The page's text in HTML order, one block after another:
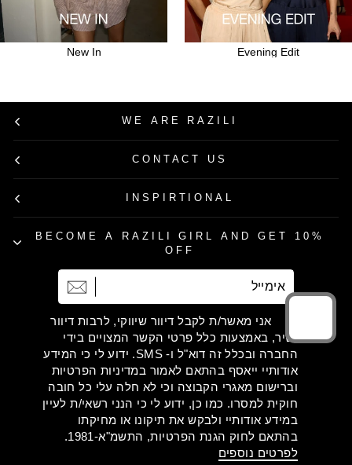
Evening Edit
New In
WE ARE RAZILI
CONTACT US
INSPIRTIONAL
BECOME A RAZILI GIRL AND GET 10%
OFF
אני מאשר/ת לקבל דיוור שיווקי, לרבות דיוור
ישיר, באמצעות כלל פרטי הקשר המצויים בידי
החברה ובכלל זה דוא"ל ו- SMS. ידוע לי כי המידע
אודותיי ייאסף בהתאם לאמור במדיניות הפרטיות
וברישום מאגרי הקבוצה וכי לא חלה עלי כל חובה
חוקית למסרו. כמו כן, ידוע לי כי הנני רשאי/ת לעיין
במידע אודותיי ולבקש את תיקונו או מחיקתו
בהתאם לחוק הגנת הפרטיות, התשמ"א-1981.
לפרטים נוספים